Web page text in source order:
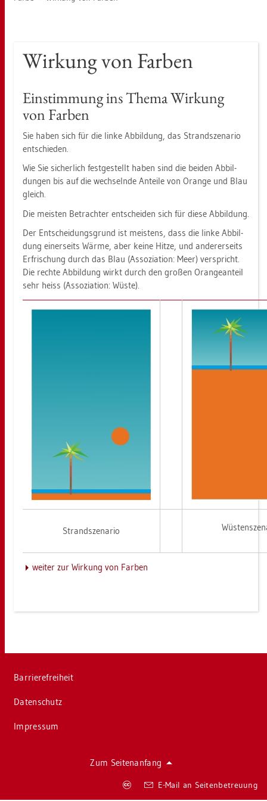
Wir­kung von Far­ben
Ein­stim­mung ins Thema Wir­kung
von Far­ben
Sie haben sich für die linke Ab­bil­dung, das Strand­sze­na­rio
ent­schie­den.
Wie Sie si­cher­lich fest­ge­stellt haben sind die bei­den Ab­bil­
dun­gen bis auf die wech­seln­de An­tei­le von Oran­ge und Blau
gleich.
Die meis­ten Be­trach­ter ent­schei­den sich für diese Ab­bil­dung.
Der Ent­schei­dungs­grund ist meis­tens, dass die linke Ab­bil­
dung ei­ner­seits Wärme, aber keine Hitze, und an­de­rer­seits
Er­fri­schung durch das Blau (As­so­zia­ti­on: Meer) ver­spricht.
Die rech­te Ab­bil­dung wirkt durch den gro­ßen Oran­ge­an­teil
sehr heiss (As­so­zia­ti­on: Wüste).
Strand­sze­na­rio
wei­ter zur Wir­kung von Far­ben
Bar­rie­re­frei­heit
Da­ten­schutz
Im­pres­sum
Zum Sei­ten­an­fang
E-Mail an Sei­ten­be­treu­ung
Co­